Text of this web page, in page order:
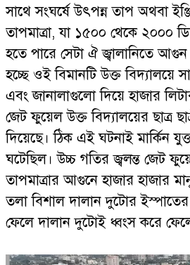
সাথে সংঘর্ষে উৎপন্ন তাপ অথবা
তাপমাত্রা, যা ১৫০০ থেকে ২০০০
হতে পারে সেটা ঐ জ্বালানিতে
হচ্ছে ওই বিমানটি উক্ত বিদ্যালয়ে
এবং জানালাগুলো দিয়ে হাজার
জেট ফুয়েল উক্ত বিদ্যালয়ের ছাত্র
দিয়েছে। ঠিক এই ঘটনাই মার্কিন
ঘটেছিল। উচ্চ গতির জ্বলন্ত জেট
তাপমাত্রার আগুনে হাজার হাজার
তলা বিশাল দালান দুটোর
ফেলে দালান দুটোই ধ্বংস করে